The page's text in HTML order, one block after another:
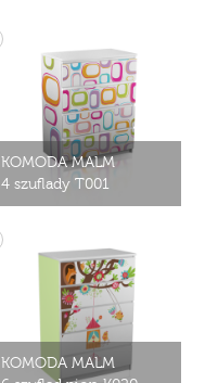
KOMODA MALM
4 szuflady T001
KOMODA MALM